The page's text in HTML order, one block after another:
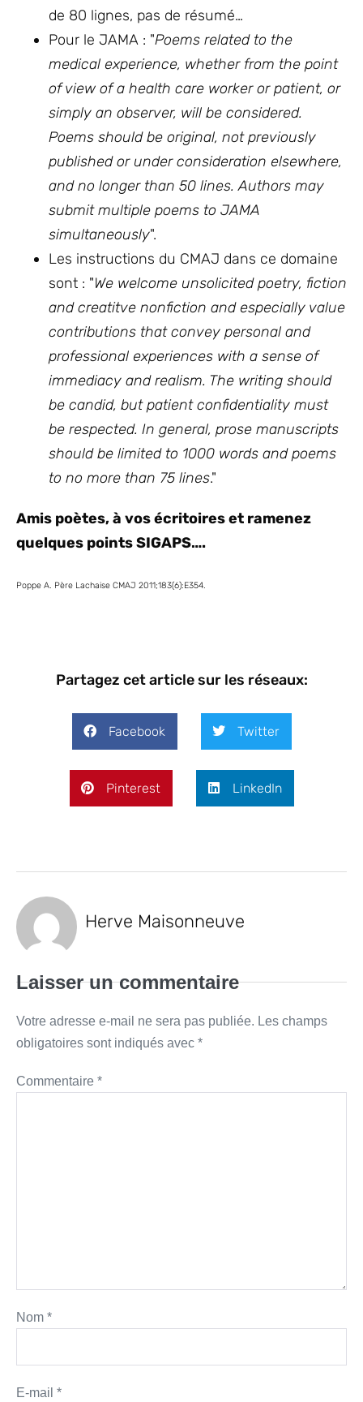
de 80 lignes, pas de résumé…
Pour le JAMA : "Poems related to the
medical experience, whether from the point
of view of a health care worker or patient, or
simply an observer, will be considered.
Poems should be original, not previously
published or under consideration elsewhere,
and no longer than 50 lines. Authors may
submit multiple poems to JAMA
simultaneously".
Les instructions du CMAJ dans ce domaine
sont : "We welcome unsolicited poetry, fiction
and creatitve nonfiction and especially value
contributions that convey personal and
professional experiences with a sense of
immediacy and realism. The writing should
be candid, but patient confidentiality must
be respected. In general, prose manuscripts
should be limited to 1000 words and poems
to no more than 75 lines."
Amis poètes, à vos écritoires et ramenez
quelques points SIGAPS….
Poppe A. Père Lachaise CMAJ 2011;183(6):E354.
Partagez cet article sur les réseaux:
Facebook Twitter
Pinterest LinkedIn
Herve Maisonneuve
Laisser un commentaire
Votre adresse e-mail ne sera pas publiée. Les champs
obligatoires sont indiqués avec *
Commentaire *
Nom *
E-mail *